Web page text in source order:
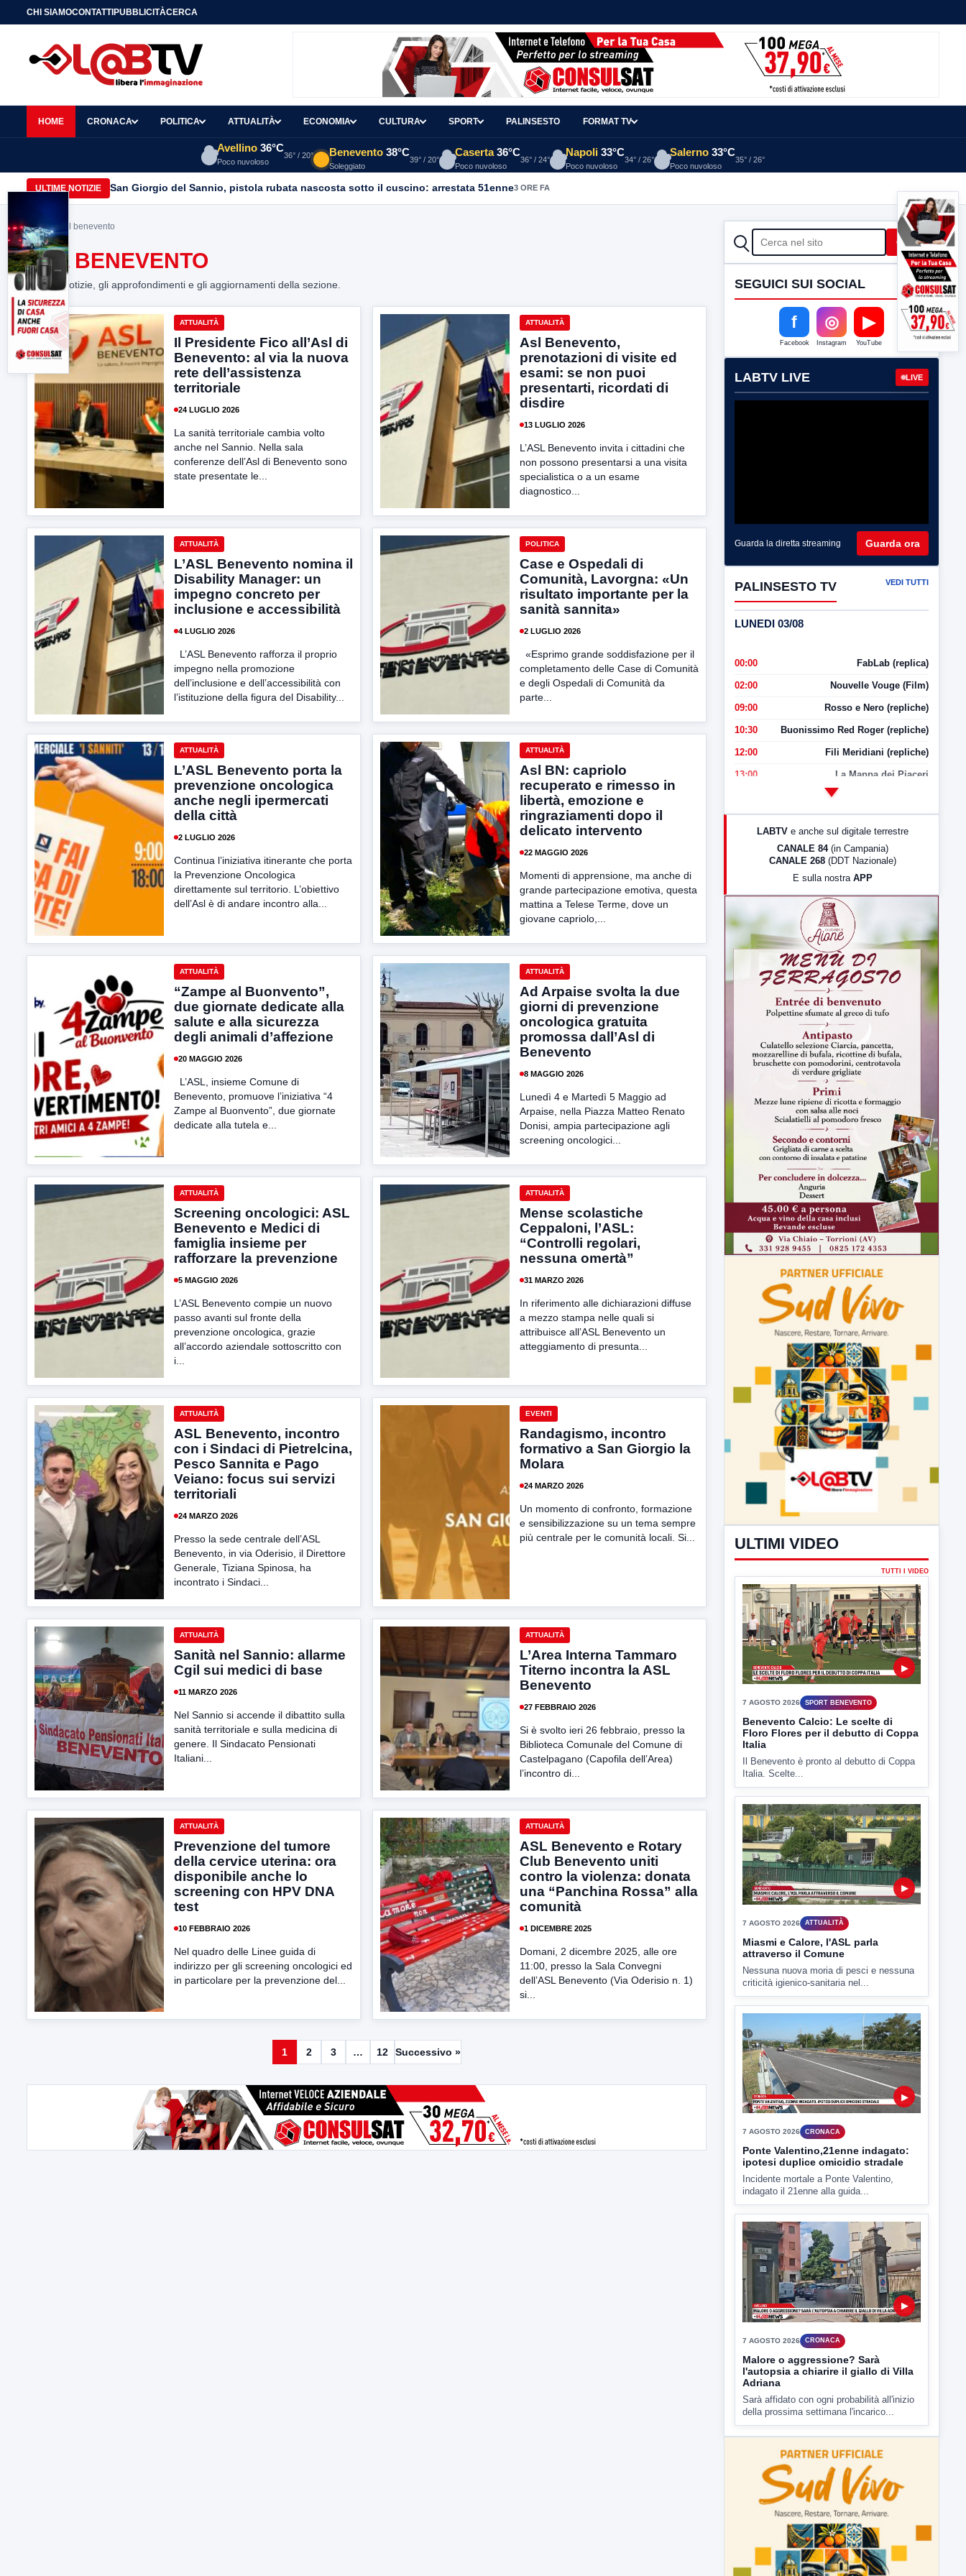
CHI SIAMOCONTATTIPUBBLICITÀCERCA
HOME CRONACA POLITICA ATTUALITÀ ECONOMIA CULTURA SPORT PALINSESTO FORMAT TV
Avellino 36°C
Poco nuvoloso
36° / 20° Benevento 38°C
Soleggiato
39° / 20°
Caserta 36°C
Poco nuvoloso
36° / 24°
Napoli 33°C
Poco nuvoloso
34° / 26°
Salerno 33°C
Poco nuvoloso
35° / 26°
ULTIME NOTIZIE San Giorgio del Sannio, pistola rubata nascosta sotto il cuscino: arrestata 51enne3 ORE FA
Home> asl benevento
ASL BENEVENTO
Tutte le notizie, gli approfondimenti e gli aggiornamenti della sezione.
ATTUALITÀ
Il Presidente Fico all’Asl di
Benevento: al via la nuova
rete dell’assistenza
territoriale
24 LUGLIO 2026
La sanità territoriale cambia volto
anche nel Sannio. Nella sala
conferenze dell’Asl di Benevento sono
state presentate le...
ATTUALITÀ
Asl Benevento,
prenotazioni di visite ed
esami: se non puoi
presentarti, ricordati di
disdire
13 LUGLIO 2026
L’ASL Benevento invita i cittadini che
non possono presentarsi a una visita
specialistica o a un esame
diagnostico...
ATTUALITÀ
L’ASL Benevento nomina il
Disability Manager: un
impegno concreto per
inclusione e accessibilità
4 LUGLIO 2026
L’ASL Benevento rafforza il proprio
impegno nella promozione
dell’inclusione e dell’accessibilità con
l’istituzione della figura del Disability...
POLITICA
Case e Ospedali di
Comunità, Lavorgna: «Un
risultato importante per la
sanità sannita»
2 LUGLIO 2026
«Esprimo grande soddisfazione per il
completamento delle Case di Comunità
e degli Ospedali di Comunità da
parte...
ATTUALITÀ
L’ASL Benevento porta la
prevenzione oncologica
anche negli ipermercati
della città
2 LUGLIO 2026
Continua l’iniziativa itinerante che porta
la Prevenzione Oncologica
direttamente sul territorio. L’obiettivo
dell’Asl è di andare incontro alla...
ATTUALITÀ
Asl BN: capriolo
recuperato e rimesso in
libertà, emozione e
ringraziamenti dopo il
delicato intervento
22 MAGGIO 2026
Momenti di apprensione, ma anche di
grande partecipazione emotiva, questa
mattina a Telese Terme, dove un
giovane capriolo,...
ATTUALITÀ
“Zampe al Buonvento”,
due giornate dedicate alla
salute e alla sicurezza
degli animali d’affezione
20 MAGGIO 2026
L’ASL, insieme Comune di
Benevento, promuove l’iniziativa “4
Zampe al Buonvento”, due giornate
dedicate alla tutela e...
ATTUALITÀ
Ad Arpaise svolta la due
giorni di prevenzione
oncologica gratuita
promossa dall’Asl di
Benevento
8 MAGGIO 2026
Lunedì 4 e Martedì 5 Maggio ad
Arpaise, nella Piazza Matteo Renato
Donisi, ampia partecipazione agli
screening oncologici...
ATTUALITÀ
Screening oncologici: ASL
Benevento e Medici di
famiglia insieme per
rafforzare la prevenzione
5 MAGGIO 2026
L’ASL Benevento compie un nuovo
passo avanti sul fronte della
prevenzione oncologica, grazie
all’accordo aziendale sottoscritto con
i...
ATTUALITÀ
Mense scolastiche
Ceppaloni, l’ASL:
“Controlli regolari,
nessuna omertà”
31 MARZO 2026
In riferimento alle dichiarazioni diffuse
a mezzo stampa nelle quali si
attribuisce all’ASL Benevento un
atteggiamento di presunta...
ATTUALITÀ
ASL Benevento, incontro
con i Sindaci di Pietrelcina,
Pesco Sannita e Pago
Veiano: focus sui servizi
territoriali
24 MARZO 2026
Presso la sede centrale dell’ASL
Benevento, in via Oderisio, il Direttore
Generale, Tiziana Spinosa, ha
incontrato i Sindaci...
EVENTI
Randagismo, incontro
formativo a San Giorgio la
Molara
24 MARZO 2026
Un momento di confronto, formazione
e sensibilizzazione su un tema sempre
più centrale per le comunità locali. Si...
ATTUALITÀ
Sanità nel Sannio: allarme
Cgil sui medici di base
11 MARZO 2026
Nel Sannio si accende il dibattito sulla
sanità territoriale e sulla medicina di
genere. Il Sindacato Pensionati
Italiani...
ATTUALITÀ
L’Area Interna Tammaro
Titerno incontra la ASL
Benevento
27 FEBBRAIO 2026
Si è svolto ieri 26 febbraio, presso la
Biblioteca Comunale del Comune di
Castelpagano (Capofila dell’Area)
l’incontro di...
ATTUALITÀ
Prevenzione del tumore
della cervice uterina: ora
disponibile anche lo
screening con HPV DNA
test
10 FEBBRAIO 2026
Nel quadro delle Linee guida di
indirizzo per gli screening oncologici ed
in particolare per la prevenzione del...
ATTUALITÀ
ASL Benevento e Rotary
Club Benevento uniti
contro la violenza: donata
una “Panchina Rossa” alla
comunità
1 DICEMBRE 2025
Domani, 2 dicembre 2025, alle ore
11:00, presso la Sala Convegni
dell’ASL Benevento (Via Oderisio n. 1)
si...
1 2 3 … 12 Successivo »
CERCA Cerca
SEGUICI SUI SOCIAL
f
Facebook
◎
Instagram
▶
YouTube
LABTV LIVE LIVE
Guarda la diretta streaming Guarda ora
PALINSESTO TV VEDI TUTTI
LUNEDI 03/08
00:00 FabLab (replica)
02:00 Nouvelle Vouge (Film)
09:00 Rosso e Nero (repliche)
10:30 Buonissimo Red Roger (repliche)
12:00 Fili Meridiani (repliche)
13:00 La Mappa dei Piaceri
LabNews (Diretta)
LabNews (replica)
LABTV e anche sul digitale terrestre
CANALE 84 (in Campania)
CANALE 268 (DDT Nazionale)
E sulla nostra APP
ULTIMI VIDEO
▶
7 AGOSTO 2026 SPORT BENEVENTO
Benevento Calcio: Le scelte di
Floro Flores per il debutto di Coppa
Italia
Il Benevento è pronto al debutto di Coppa
Italia. Scelte...
▶
7 AGOSTO 2026 ATTUALITÀ
Miasmi e Calore, l'ASL parla
attraverso il Comune
Nessuna nuova moria di pesci e nessuna
criticità igienico-sanitaria nel...
▶
7 AGOSTO 2026 CRONACA
Ponte Valentino,21enne indagato:
ipotesi duplice omicidio stradale
Incidente mortale a Ponte Valentino,
indagato il 21enne alla guida...
▶
7 AGOSTO 2026 CRONACA
Malore o aggressione? Sarà
l'autopsia a chiarire il giallo di Villa
Adriana
Sarà affidato con ogni probabilità all'inizio
della prossima settimana l'incarico...